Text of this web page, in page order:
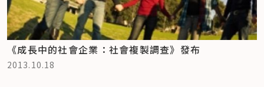
《成長中的社會企業：社會複製調查》發布
2013.10.18